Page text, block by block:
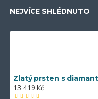
NEJVÍCE SHLÉDNUTO
13 419 Kč